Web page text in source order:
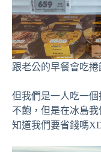
跟老公的早餐會吃
但我們是一人吃一
不飽，但是在冰島
知道我們要省錢嗎